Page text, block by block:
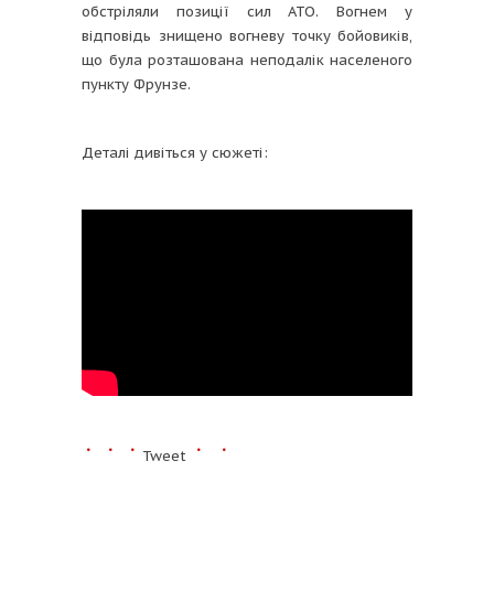
обстріляли позиції сил АТО. Вогнем у
відповідь знищено вогневу точку бойовиків,
що була розташована неподалік населеного
пункту Фрунзе.
Деталі дивіться у сюжеті:
Tweet